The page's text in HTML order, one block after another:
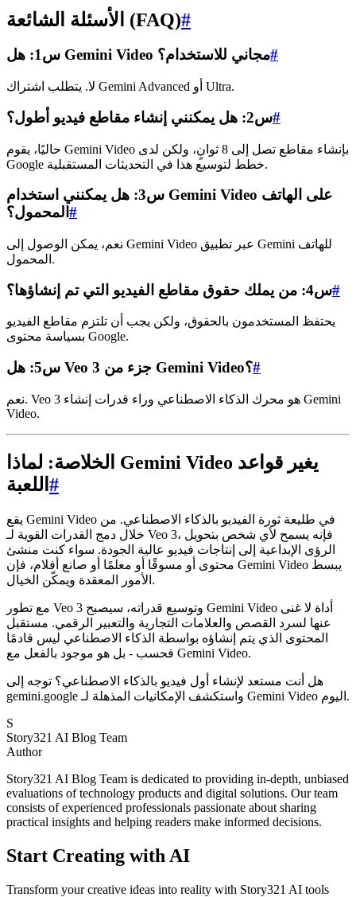
الأسئلة الشائعة (FAQ)#
س1: هل Gemini Video مجاني للاستخدام؟#
لا. يتطلب اشتراك Gemini Advanced أو Ultra.
س2: هل يمكنني إنشاء مقاطع فيديو أطول؟#
حاليًا، يقوم Gemini Video بإنشاء مقاطع تصل إلى 8 ثوانٍ، ولكن لدى
Google خطط لتوسيع هذا في التحديثات المستقبلية.
س3: هل يمكنني استخدام Gemini Video على الهاتف
المحمول؟ #
نعم، يمكن الوصول إلى Gemini Video عبر تطبيق Gemini للهاتف
المحمول.
س4: من يملك حقوق مقاطع الفيديو التي تم إنشاؤها؟#
يحتفظ المستخدمون بالحقوق، ولكن يجب أن تلتزم مقاطع الفيديو
بسياسة محتوى Google.
س5: هل Veo 3 جزء من Gemini Video؟#
نعم. Veo 3 هو محرك الذكاء الاصطناعي وراء قدرات إنشاء Gemini
Video.
الخلاصة: لماذا Gemini Video يغير قواعد
اللعبة #
يقع Gemini Video في طليعة ثورة الفيديو بالذكاء الاصطناعي. من
خلال دمج القدرات القوية لـ Veo 3، فإنه يسمح لأي شخص بتحويل
الرؤى الإبداعية إلى إنتاجات فيديو عالية الجودة. سواء كنت منشئ
محتوى أو مسوقًا أو معلمًا أو صانع أفلام، فإن Gemini Video يبسط
الأمور المعقدة ويمكّن الخيال.
مع تطور Veo 3 وتوسيع قدراته، سيصبح Gemini Video أداة لا غنى
عنها لسرد القصص والعلامات التجارية والتعبير الرقمي. مستقبل
المحتوى الذي يتم إنشاؤه بواسطة الذكاء الاصطناعي ليس قادمًا
فحسب - بل هو موجود بالفعل مع Gemini Video.
هل أنت مستعد لإنشاء أول فيديو بالذكاء الاصطناعي؟ توجه إلى
gemini.google واستكشف الإمكانيات المذهلة لـ Gemini Video اليوم.
S
Story321 AI Blog Team
Author
Story321 AI Blog Team is dedicated to providing in-depth, unbiased
evaluations of technology products and digital solutions. Our team
consists of experienced professionals passionate about sharing
practical insights and helping readers make informed decisions.
Start Creating with AI
Transform your creative ideas into reality with Story321 AI tools